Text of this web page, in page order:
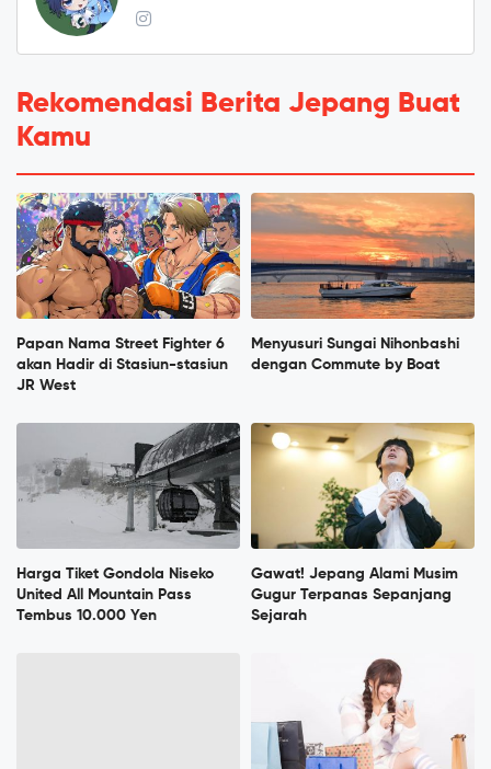
Rekomendasi Berita Jepang Buat
Kamu
Papan Nama Street Fighter 6
akan Hadir di Stasiun-stasiun
JR West
Menyusuri Sungai Nihonbashi
dengan Commute by Boat
Harga Tiket Gondola Niseko
United All Mountain Pass
Tembus 10.000 Yen
Gawat! Jepang Alami Musim
Gugur Terpanas Sepanjang
Sejarah